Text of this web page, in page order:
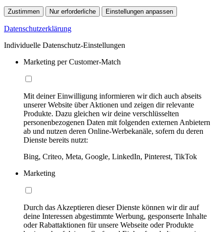
Zustimmen Nur erforderliche Einstellungen anpassen
Datenschutzerklärung
Individuelle Datenschutz-Einstellungen
Marketing per Customer-Match
Mit deiner Einwilligung informieren wir dich auch abseits
unserer Website über Aktionen und zeigen dir relevante
Produkte. Dazu gleichen wir deine verschlüsselten
personenbezogenen Daten mit folgenden externen Anbietern
ab und nutzen deren Online-Werbekanäle, sofern du deren
Dienste bereits nutzt:
Bing, Criteo, Meta, Google, LinkedIn, Pinterest, TikTok
Marketing
Durch das Akzeptieren dieser Dienste können wir dir auf
deine Interessen abgestimmte Werbung, gesponserte Inhalte
oder Rabattaktionen für unsere Webseite oder Produkte